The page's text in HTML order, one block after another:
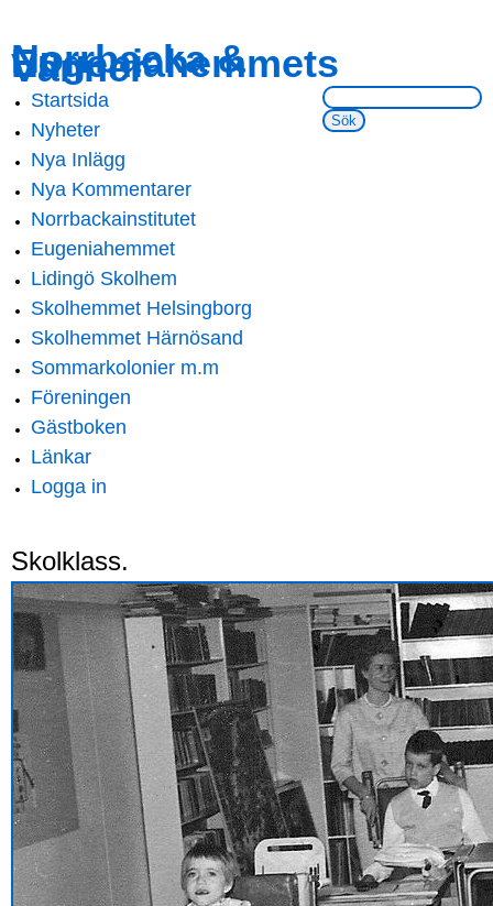
main
content
navigation
Norrbacka &
Eugeniahemmets
Vänner
Sök på webbsidan:
Main menu
Startsida
Nyheter
Nya Inlägg
Nya Kommentarer
Norrbackainstitutet
Eugeniahemmet
Lidingö Skolhem
Skolhemmet Helsingborg
Skolhemmet Härnösand
Sommarkolonier m.m
Föreningen
Gästboken
Länkar
Logga in
Skolklass.